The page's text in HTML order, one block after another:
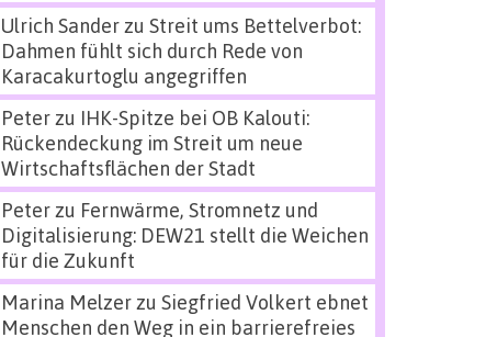
Ulrich Sanderzu Streit ums Bettelverbot:
Dahmen fühlt sich durch Rede von
Karacakurtoglu angegriffen
Peterzu IHK-Spitze bei OB Kalouti:
Rückendeckung im Streit um neue
Wirtschaftsflächen der Stadt
Peterzu Fernwärme, Stromnetz und
Digitalisierung: DEW21 stellt die Weichen
für die Zukunft
Marina Melzerzu Siegfried Volkert ebnet
Menschen den Weg in ein barrierefreies